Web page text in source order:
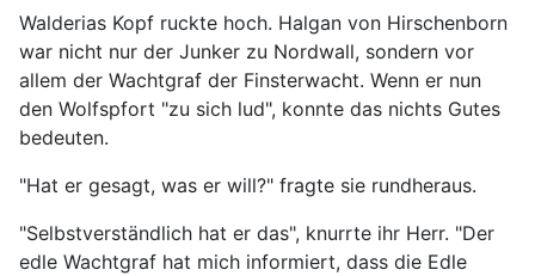
Walderias Kopf ruckte hoch. Halgan von Hirschenborn
war nicht nur der Junker zu Nordwall, sondern vor
allem der Wachtgraf der Finsterwacht. Wenn er nun
den Wolfspfort "zu sich lud", konnte das nichts Gutes
bedeuten.
"Hat er gesagt, was er will?" fragte sie rundheraus.
"Selbstverständlich hat er das", knurrte ihr Herr. "Der
edle Wachtgraf hat mich informiert, dass die Edle